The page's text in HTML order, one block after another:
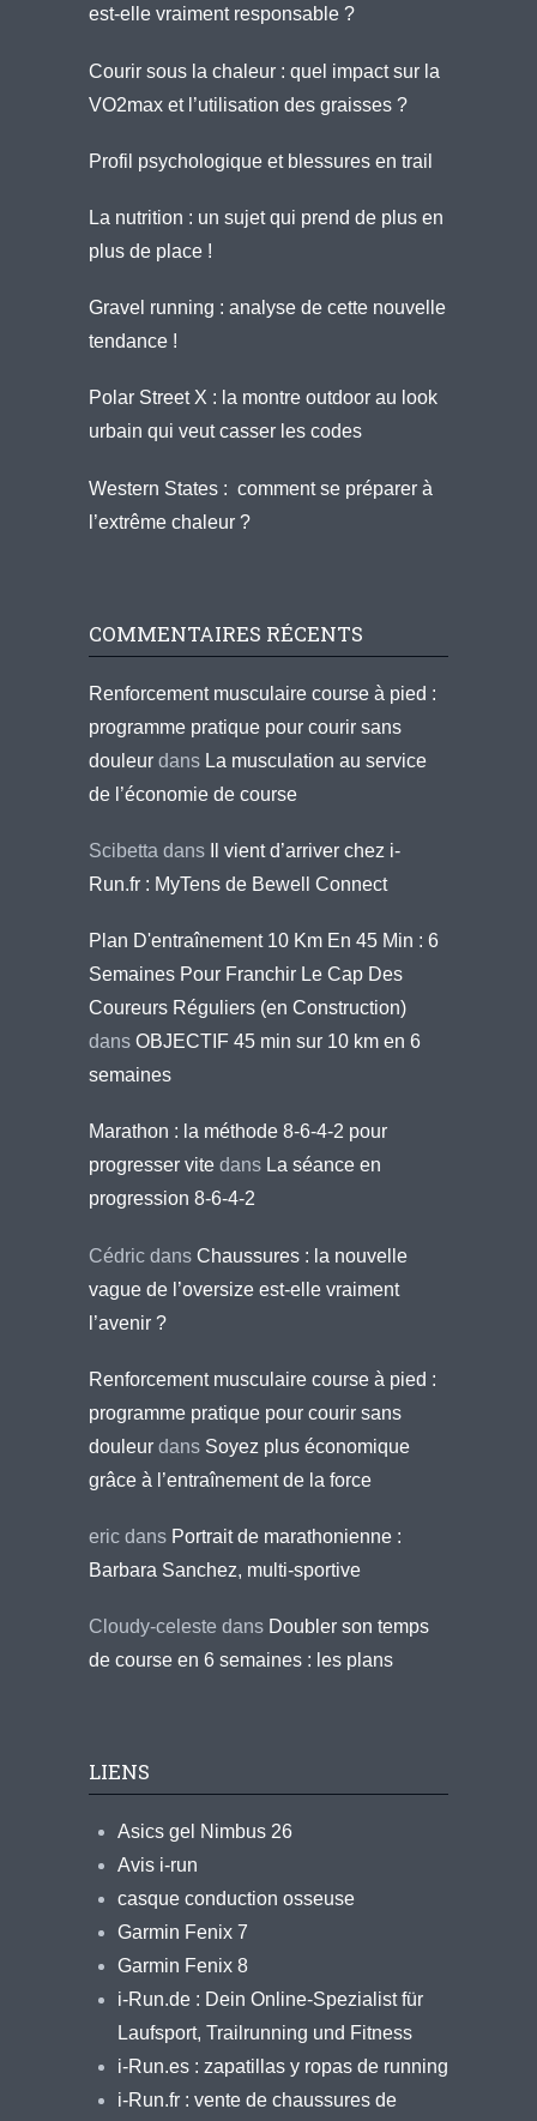
est-elle vraiment responsable ?
Courir sous la chaleur : quel impact sur la
VO2max et l’utilisation des graisses ?
Profil psychologique et blessures en trail
La nutrition : un sujet qui prend de plus en
plus de place !
Gravel running : analyse de cette nouvelle
tendance !
Polar Street X : la montre outdoor au look
urbain qui veut casser les codes
Western States : comment se préparer à
l’extrême chaleur ?
COMMENTAIRES RÉCENTS
Renforcement musculaire course à pied :
programme pratique pour courir sans
douleur dans La musculation au service
de l’économie de course
Scibetta dans
Il vient d’arriver chez i-
Run.fr : MyTens de Bewell Connect
Plan D'entraînement 10 Km En 45 Min : 6
Semaines Pour Franchir Le Cap Des
Coureurs Réguliers (en Construction)
dans OBJECTIF 45 min sur 10 km en 6
semaines
Marathon : la méthode 8-6-4-2 pour
progresser vite dans La séance en
progression 8-6-4-2
Cédric dans Chaussures : la nouvelle
vague de l’oversize est-elle vraiment
l’avenir ?
Renforcement musculaire course à pied :
programme pratique pour courir sans
douleur dans Soyez plus économique
grâce à l’entraînement de la force
eric dans Portrait de marathonienne :
Barbara Sanchez, multi-sportive
Cloudy-celeste dans Doubler son temps
de course en 6 semaines : les plans
LIENS
Asics gel Nimbus 26
Avis i-run
casque conduction osseuse
Garmin Fenix 7
Garmin Fenix 8
i-Run.de : Dein Online-Spezialist für
Laufsport, Trailrunning und Fitness
i-Run.es : zapatillas y ropas de running
i-Run.fr : vente de chaussures de